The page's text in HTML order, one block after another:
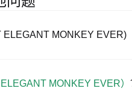
ELEGANT MONKEY EVER)
易。例如，P网支持多种代币交
MONKEY EVER）